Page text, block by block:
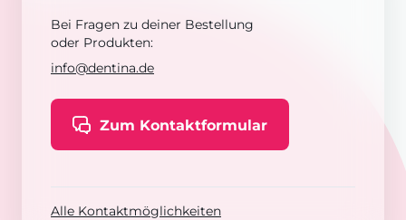
Bei Fragen zu deiner Bestellung
oder Produkten:
info@dentina.de
Zum Kontaktformular
Alle Kontaktmöglichkeiten